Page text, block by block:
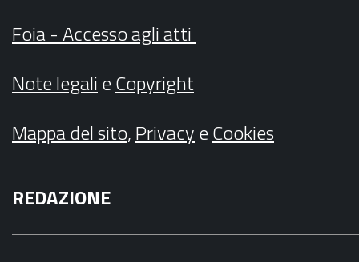
Foia - Accesso agli atti
Note legalieCopyright
Mappa del sito,PrivacyeCookies
REDAZIONE